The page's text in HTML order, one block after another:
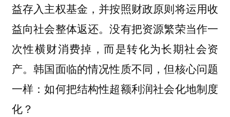
益存入主权基金，并按照财政原则将运用收
益向社会整体返还。没有把资源繁荣当作一
次性横财消费掉，而是转化为长期社会资
产。韩国面临的情况性质不同，但核心问题
一样：如何把结构性超额利润社会化地制度
化？